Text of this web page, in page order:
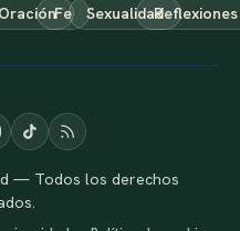
OraciónFe SexualidadReflexiones
— Todos los derechos